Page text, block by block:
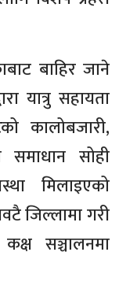
बाहिर जाने
यात्रु सहायता
कालोबजारी,
सोही
मिलाइएको
जिल्लामा गरी
सञ्चालनमा